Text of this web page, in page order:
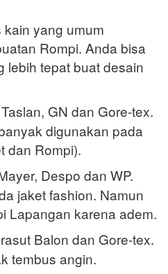
yang umum
Rompi. Anda bisa
lebih tepat buat desain
GN dan Gore-tex.
digunakan pada
dan Rompi).
Despo dan WP.
jaket fashion. Namun
Lapangan karena adem.
Balon dan Gore-tex.
tembus angin.